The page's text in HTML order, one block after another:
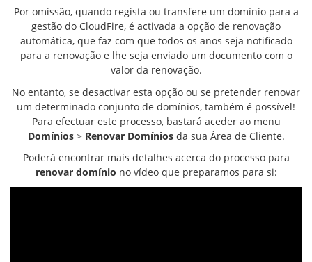
Por omissão, quando regista ou transfere um domínio para a
gestão do CloudFire, é activada a opção de renovação
automática, que faz com que todos os anos seja notificado
para a renovação e lhe seja enviado um documento com o
valor da renovação.
No entanto, se desactivar esta opção ou se pretender renovar
um determinado conjunto de domínios, também é possível!
Para efectuar este processo, bastará aceder ao menu
Domínios> Renovar Domíniosda sua Área de Cliente.
Poderá encontrar mais detalhes acerca do processo para
renovar domínio no vídeo que preparamos para si: